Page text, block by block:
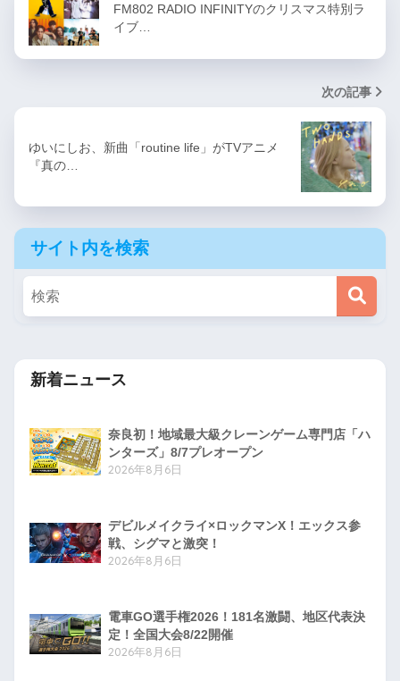
FM802 RADIO INFINITYのクリスマス特別ラ
イブ…
次の記事
ゆいにしお、新曲「routine life」がTVアニメ
『真の…
サイト内を検索
新着ニュース
奈良初！地域最大級クレーンゲーム専門店「ハ
ンターズ」8/7プレオープン
2026年8月6日
デビルメイクライ×ロックマンX！エックス参
戦、シグマと激突！
2026年8月6日
電車GO選手権2026！181名激闘、地区代表決
定！全国大会8/22開催
2026年8月6日